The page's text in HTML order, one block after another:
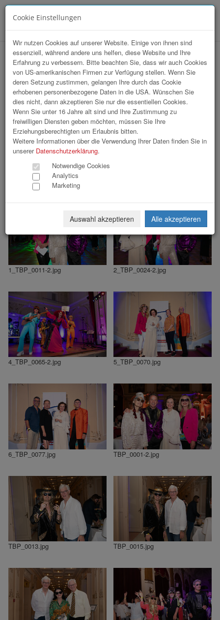
Stayin Alive_Charity
Clubbing_TEIL_1_2026
302 Bilder
1 2 4
»
1_TBP_0011-2.jpg 2_TBP_0024-2.jpg
4_TBP_0065-2.jpg 5_TBP_0070.jpg
6_TBP_0077.jpg TBP_0001-2.jpg
TBP_0013.jpg TBP_0015.jpg
Cookie Einstellungen
Wir nutzen Cookies auf unserer Website. Einige von ihnen sind
essenziell, während andere uns helfen, diese Website und Ihre
Erfahrung zu verbessern. Bitte beachten Sie, dass wir auch Cookies
von US-amerikanischen Firmen zur Verfügung stellen. Wenn Sie
deren Setzung zustimmen, gelangen Ihre durch das Cookie
erhobenen personenbezogene Daten in die USA. Wünschen Sie
dies nicht, dann akzeptieren Sie nur die essentiellen Cookies.
Wenn Sie unter 16 Jahre alt sind und Ihre Zustimmung zu
freiwilligen Diensten geben möchten, müssen Sie Ihre
Erziehungsberechtigten um Erlaubnis bitten.
Weitere Informationen über die Verwendung Ihrer Daten finden Sie in
unserer Datenschutzerklärung.
Notwendige Cookies
Analytics
Marketing
Auswahl akzeptieren Alle akzeptieren